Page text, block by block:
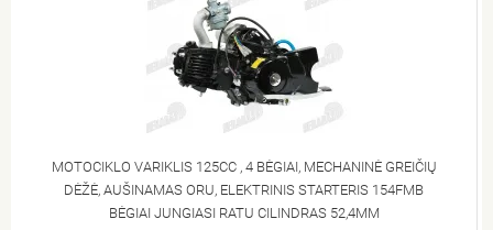
MOTOCIKLO VARIKLIS 125CC , 4 BĖGIAI, MECHANINĖ GREIČIŲ
DĖŽĖ, AUŠINAMAS ORU, ELEKTRINIS STARTERIS 154FMB
BĖGIAI JUNGIASI RATU CILINDRAS 52,4MM